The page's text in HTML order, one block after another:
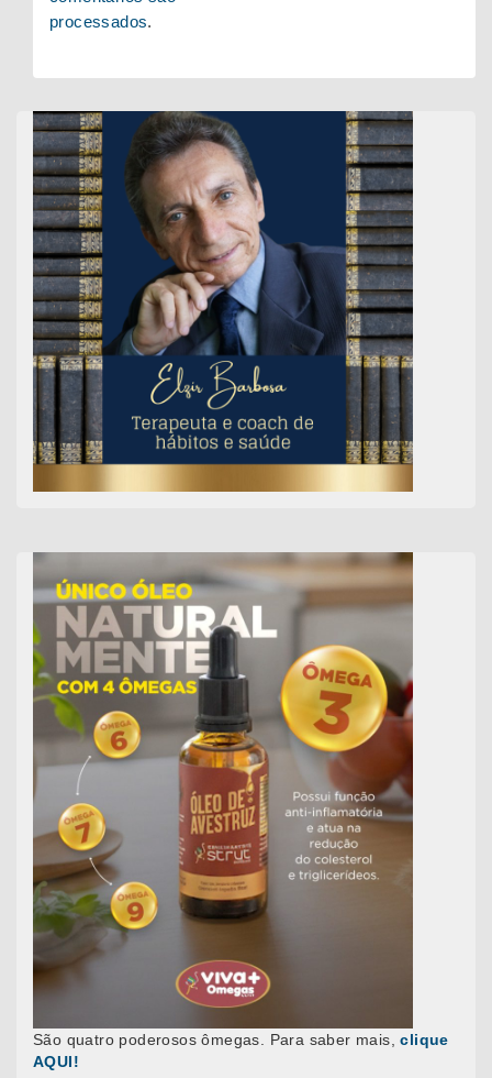
São quatro poderosos ômegas. Para saber mais,clique
AQUI!
processados.